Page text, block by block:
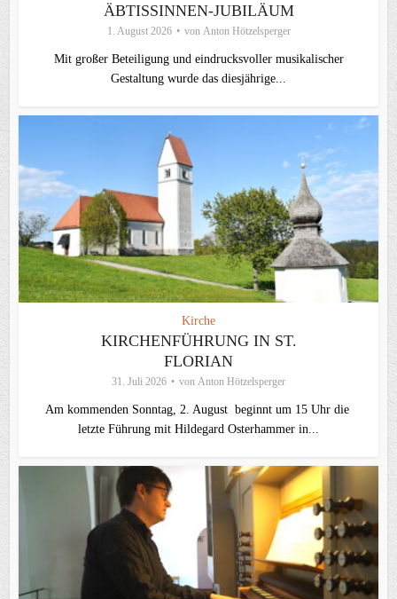
ÄBTISSINNEN-JUBILÄUM
1. August 2026 von Anton Hötzelsperger
Mit großer Beteiligung und eindrucksvoller musikalischer
Gestaltung wurde das diesjährige...
Kirche
KIRCHENFÜHRUNG IN ST.
FLORIAN
31. Juli 2026 von Anton Hötzelsperger
Am kommenden Sonntag, 2. August beginnt um 15 Uhr die
letzte Führung mit Hildegard Osterhammer in...